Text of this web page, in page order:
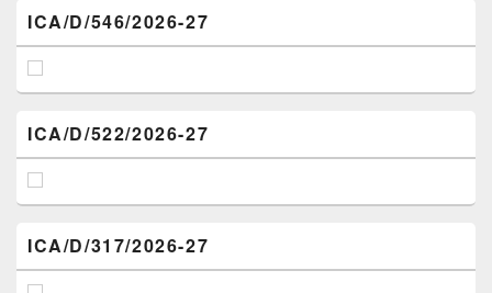
ICA/D/546/2026-27
ICA/D/522/2026-27
ICA/D/317/2026-27